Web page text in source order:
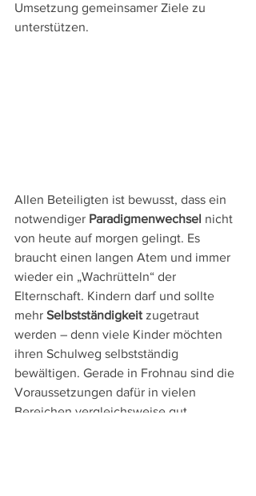
Umsetzung gemeinsamer Ziele zu
unterstützen.
Allen Beteiligten ist bewusst, dass ein
notwendiger Paradigmenwechsel nicht
von heute auf morgen gelingt. Es
braucht einen langen Atem und immer
wieder ein „Wachrütteln“ der
Elternschaft. Kindern darf und sollte
mehr Selbstständigkeit zugetraut
werden – denn viele Kinder möchten
ihren Schulweg selbstständig
bewältigen. Gerade in Frohnau sind die
Voraussetzungen dafür in vielen
Bereichen vergleichsweise gut.